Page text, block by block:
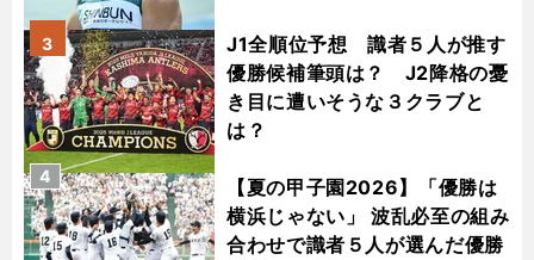
J1全順位予想 識者５人が推す
優勝候補筆頭は？ J2降格の憂
き目に遭いそうな３クラブと
は？
3
【夏の甲子園2026】「優勝は
横浜じゃない」 波乱必至の組み
合わせで識者５人が選んだ優勝
4